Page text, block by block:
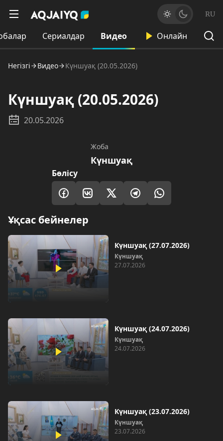
RU
Сериалдар Видео Онлайн
Негізгі Видео Күншуақ (20.05.2026)
Күншуақ (20.05.2026)
20.05.2026
Жоба
Күншуақ
Бөлісу
Ұқсас бейнелер
Күншуақ (27.07.2026)
Күншуақ
27.07.2026
Күншуақ (24.07.2026)
Күншуақ
24.07.2026
Күншуақ (23.07.2026)
Күншуақ
23.07.2026